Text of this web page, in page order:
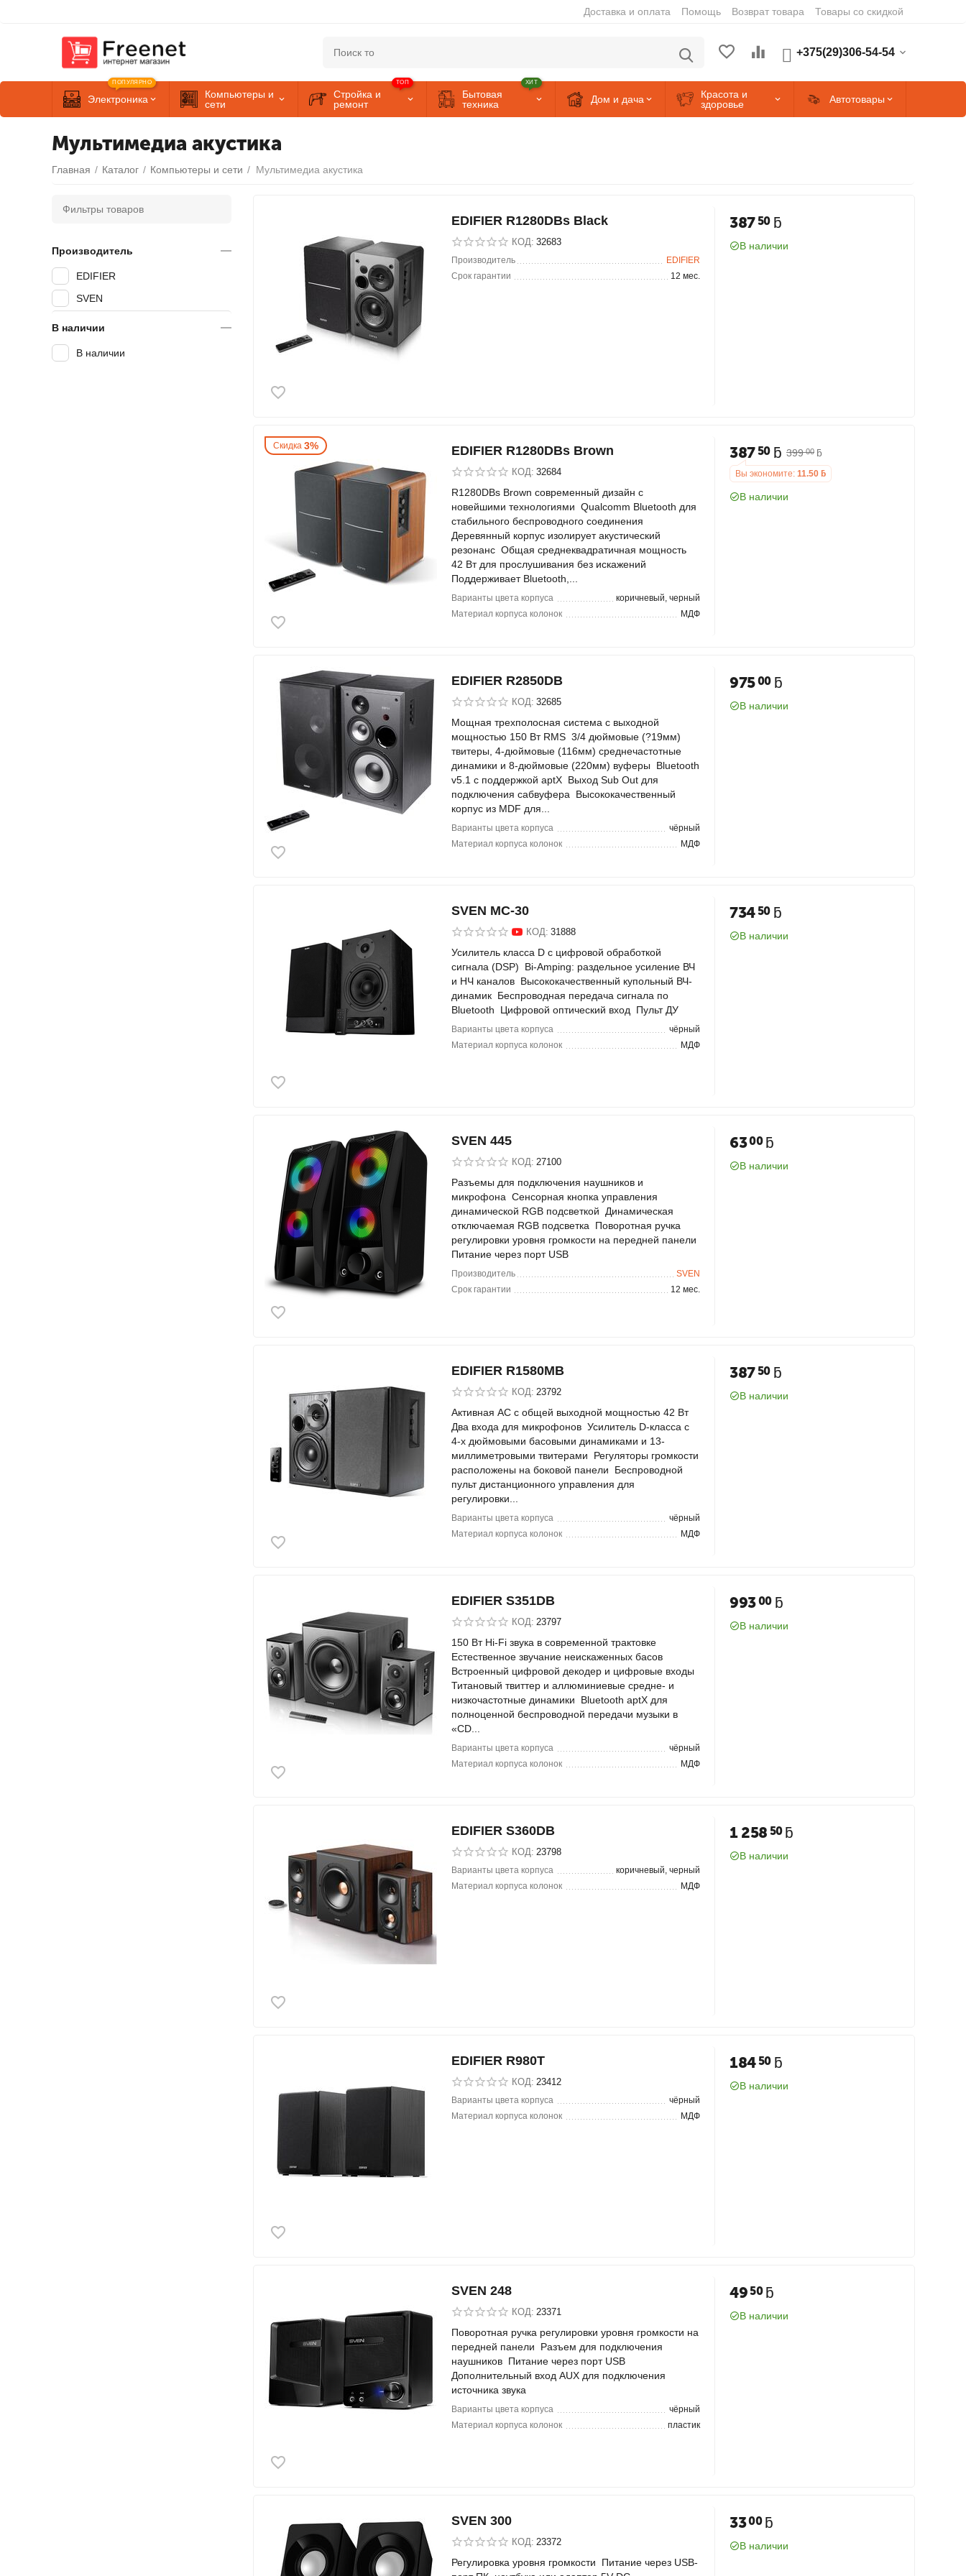
Доставка и оплата Помощь Возврат товара Товары со скидкой
+375(29)306-54-54
Электроника
ПОПУЛЯРНО
Компьютеры и
сети
Стройка и
ремонт
ТОП
Бытовая
техника
ХИТ
Дом и дача
Красота и
здоровье
Автотовары
Мультимедиа акустика
Главная / Каталог / Компьютеры и сети / Мультимедиа акустика
EDIFIER R1280DBs Black
КОД: 32683
Производитель
EDIFIER
Срок гарантии
12 мес.
38750 ƃ
В наличии
Скидка 3% EDIFIER R1280DBs Brown
КОД: 32684
R1280DBs Brown современный дизайн с
новейшими технологиями Qualcomm Bluetooth для
стабильного беспроводного соединения
Деревянный корпус изолирует акустический
резонанс Общая среднеквадратичная мощность
42 Вт для прослушивания без искажений
Поддерживает Bluetooth,...
Варианты цвета корпуса
коричневый, черный
Материал корпуса колонок
МДФ
399 00 ƃ
38750 ƃ
Вы экономите: 11.50 ƃ
В наличии
EDIFIER R2850DB
КОД: 32685
Мощная трехполосная система с выходной
мощностью 150 Вт RMS 3/4 дюймовые (?19мм)
твитеры, 4-дюймовые (116мм) среднечастотные
динамики и 8-дюймовые (220мм) вуферы Bluetooth
v5.1 с поддержкой aptX Выход Sub Out для
подключения сабвуфера Высококачественный
корпус из MDF для...
Варианты цвета корпуса
чёрный
Материал корпуса колонок
МДФ
97500 ƃ
В наличии
SVEN MC-30
КОД: 31888
Усилитель класса D с цифровой обработкой
сигнала (DSP) Bi-Amping: раздельное усиление ВЧ
и НЧ каналов Высококачественный купольный ВЧ-
динамик Беспроводная передача сигнала по
Bluetooth Цифровой оптический вход Пульт ДУ
Варианты цвета корпуса
чёрный
Материал корпуса колонок
МДФ
73450 ƃ
В наличии
SVEN 445
КОД: 27100
Разъемы для подключения наушников и
микрофона Сенсорная кнопка управления
динамической RGB подсветкой Динамическая
отключаемая RGB подсветка Поворотная ручка
регулировки уровня громкости на передней панели
Питание через порт USB
Производитель
SVEN
Срок гарантии
12 мес.
6300 ƃ
В наличии
EDIFIER R1580MB
КОД: 23792
Активная АС с общей выходной мощностью 42 Вт
Два входа для микрофонов Усилитель D-класса с
4-х дюймовыми басовыми динамиками и 13-
миллиметровыми твитерами Регуляторы громкости
расположены на боковой панели Беспроводной
пульт дистанционного управления для
регулировки...
Варианты цвета корпуса
чёрный
Материал корпуса колонок
МДФ
38750 ƃ
В наличии
EDIFIER S351DB
КОД: 23797
150 Вт Hi-Fi звука в современной трактовке
Естественное звучание неискаженных басов
Встроенный цифровой декодер и цифровые входы
Титановый твиттер и аллюминиевые средне- и
низкочастотные динамики Bluetooth aptX для
полноценной беспроводной передачи музыки в
«CD...
Варианты цвета корпуса
чёрный
Материал корпуса колонок
МДФ
99300 ƃ
В наличии
EDIFIER S360DB
КОД: 23798
Варианты цвета корпуса
коричневый, черный
Материал корпуса колонок
МДФ
1 258 50 ƃ
В наличии
EDIFIER R980T
КОД: 23412
Варианты цвета корпуса
чёрный
Материал корпуса колонок
МДФ
18450 ƃ
В наличии
SVEN 248
КОД: 23371
Поворотная ручка регулировки уровня громкости на
передней панели Разъем для подключения
наушников Питание через порт USB
Дополнительный вход AUX для подключения
источника звука
Варианты цвета корпуса
чёрный
Материал корпуса колонок
пластик
4950 ƃ
В наличии
SVEN 300
КОД: 23372
Регулировка уровня громкости Питание через USB-
3300 ƃ
В наличии
Фильтры товаров
Производитель
EDIFIER
SVEN
В наличии
В наличии